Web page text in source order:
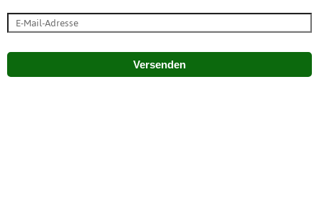
Versenden